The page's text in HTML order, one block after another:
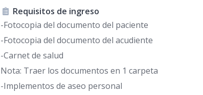
Requisitos de ingreso
-Fotocopia del documento del paciente
-Fotocopia del documento del acudiente
-Carnet de salud
Nota: Traer los documentos en 1 carpeta
-Implementos de aseo personal